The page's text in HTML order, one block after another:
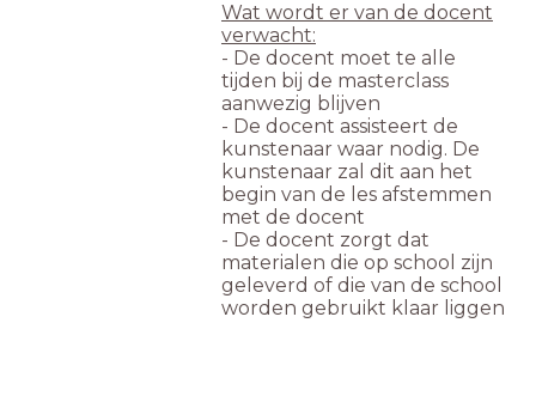
Wat wordt er van de docent
verwacht:
- De docent moet te alle
tijden bij de masterclass
aanwezig blijven
- De docent assisteert de
kunstenaar waar nodig. De
kunstenaar zal dit aan het
begin van de les afstemmen
met de docent
- De docent zorgt dat
materialen die op school zijn
geleverd of die van de school
worden gebruikt klaar liggen